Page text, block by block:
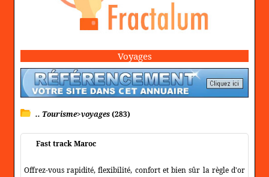
Voyages
.. Tourisme>voyages(283)
Fast track Maroc
Offrez-vous rapidité, flexibilité, confort et bien sûr la règle d'or